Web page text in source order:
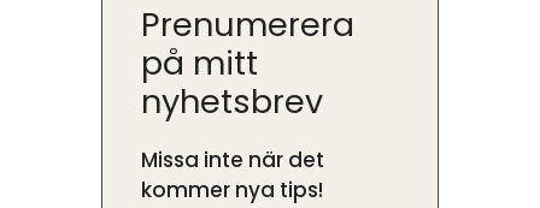
Prenumerera
på mitt
nyhetsbrev
Missa inte när det
kommer nya tips!